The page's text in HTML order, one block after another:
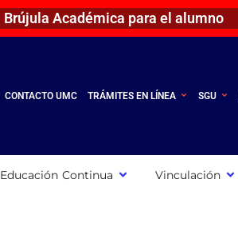
Brújula Académica para el alumno
CONTACTO UMC TRÁMITES EN LÍNEA SGU
Educación Continua Vinculación